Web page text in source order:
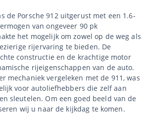
de Porsche 912 uitgerust met een 1.6-
van ongeveer 90 pk
het mogelijk om zowel op de weg als
rijervaring te bieden. De
constructie en de krachtige motor
rijeigenschappen van de auto.
mechaniek vergeleken met de 911, was
voor autoliefhebbers die zelf aan
sleutelen. Om een goed beeld van de
wij u naar de kijkdag te komen.